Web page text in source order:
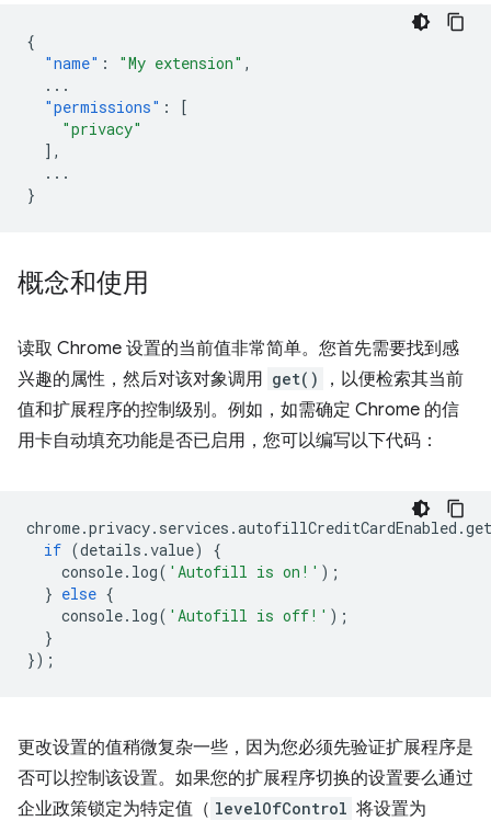
{
"name" : "My extension" ,
...
"permissions" :
[
"privacy"
],
...
}
概念和使用
读取 Chrome 设置的当前值非常简单。您首先需要找到感
兴趣的属性，然后对该对象调用 get()
，以便检索其当前
值和扩展程序的控制级别。例如，如需确定 Chrome 的信
用卡自动填充功能是否已启用，您可以编写以下代码：
chrome.privacy. services .autofillCreditCardEnabled .get
if (details .value)
{
console. log( 'Autofill is on!' );
} else {
console. log( 'Autofill is off!' );
}
});
更改设置的值稍微复杂一些，因为您必须先验证扩展程序是
否可以控制该设置。如果您的扩展程序切换的设置要么通过
企业政策锁定为特定值（ levelOfControl 将设置为